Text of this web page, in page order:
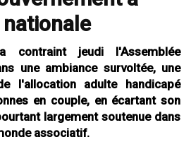
nationale
contraint jeudi l'Assemblée
une ambiance survoltée, une
l'allocation adulte handicapé
en couple, en écartant son
largement soutenue dans
associatif.